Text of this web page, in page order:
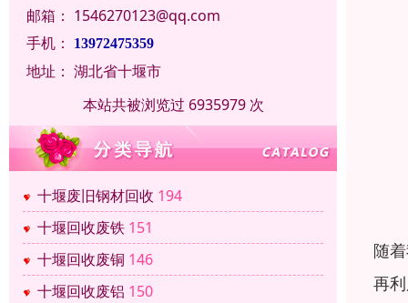
邮箱： 1546270123@qq.com
手机：
13972475359
地址： 湖北省十堰市
本站共被浏览过 6935979 次
十堰废旧钢材回收 194
十堰回收废铁 151
十堰回收废铜 146
十堰回收废铝 150
随
再